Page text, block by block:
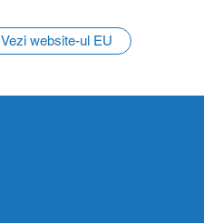
Vezi website-ul EU